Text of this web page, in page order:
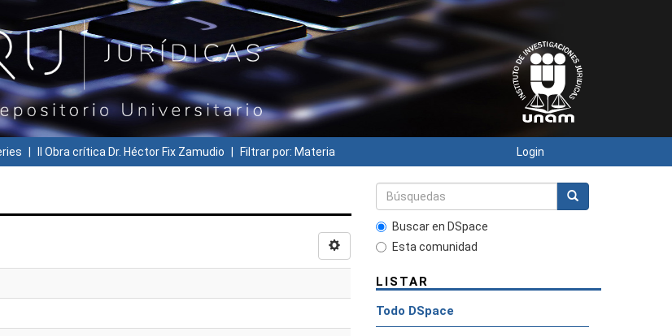
II Obra crítica Dr. Héctor Fix Zamudio Filtrar por: Materia Login
Buscar en DSpace
Esta comunidad
LISTAR
Todo DSpace